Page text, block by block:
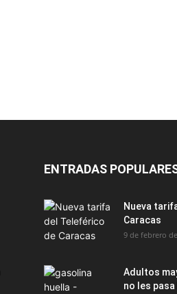
ENTRADAS
Nueva
Caracas
9 de febrero
Adultos
no les